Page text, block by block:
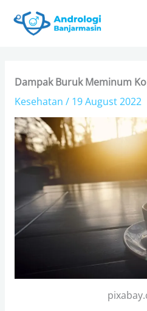
Dampak Buruk Meminum
Kesehatan / 19 August 2022